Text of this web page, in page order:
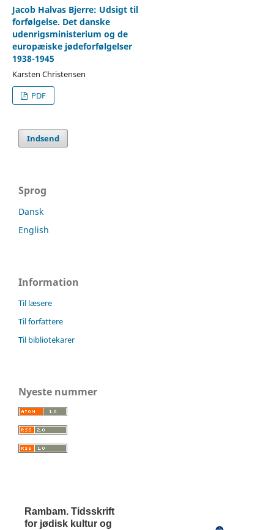
Jacob Halvas Bjerre: Udsigt til
forfølgelse. Det danske
udenrigsministerium og de
europæiske jødeforfølgelser
1938-1945
Karsten Christensen
PDF
Indsend
Sprog
Dansk
English
Information
Til læsere
Til forfattere
Til bibliotekarer
Nyeste nummer
Rambam. Tidsskrift
for jødisk kultur og